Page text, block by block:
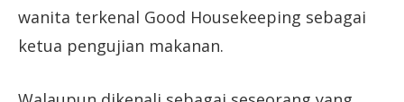
wanita terkenal Good Housekeeping sebagai
ketua pengujian makanan.